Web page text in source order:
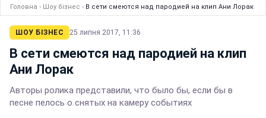
Головна › Шоу бізнес › В сети смеются над пародией на клип Ани Лорак
ШОУ БІЗНЕС 25 липня 2017, 11:36
В сети смеются над пародией на клип
Ани Лорак
Авторы ролика представили, что было бы, если бы в
песне пелось о снятых на камеру событиях